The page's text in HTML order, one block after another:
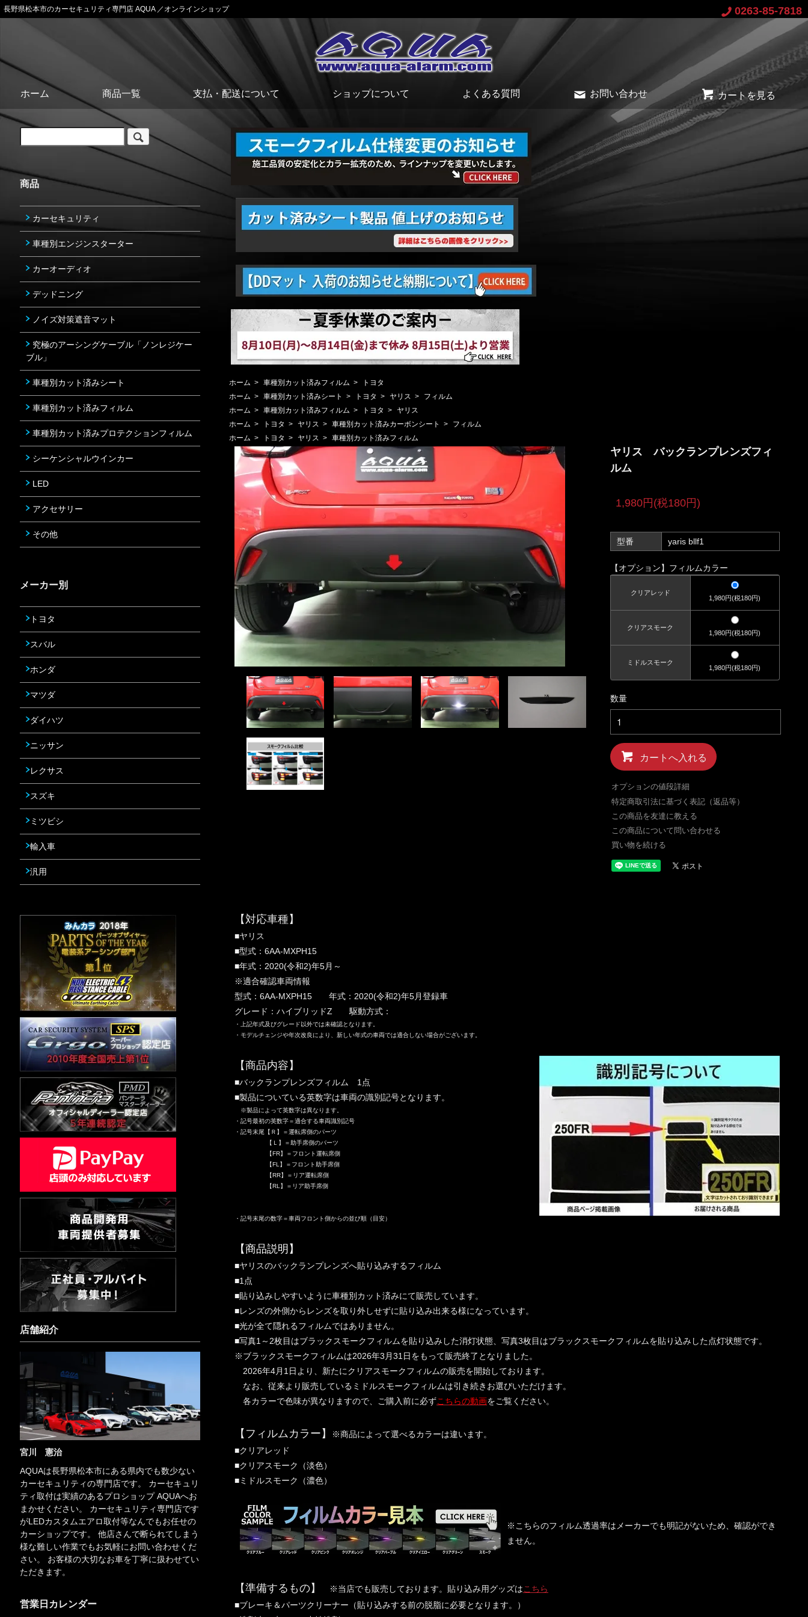
長野県松本市のカーセキュリティ専門店 AQUA ／オンラインショップ 0263-85-7818
ホーム 商品一覧 支払・配送について ショップについて よくある質問 お問い合わせ カートを見る
ホーム > 車種別カット済みフィルム >
トヨタ
ホーム > 車種別カット済みシート > トヨタ > ヤリス >
フィルム
ホーム > 車種別カット済みフィルム > トヨタ >
ヤリス
ホーム > トヨタ > ヤリス > 車種別カット済みカーボンシート >
フィルム
ホーム > トヨタ > ヤリス > 車種別カット済みフィルム
ヤリス バックランプレンズフィ
ルム
1,980円(税180円)
型番 yaris bllf1
【オプション】フィルムカラー
クリアレッド
1,980円(税180円)
クリアスモーク
1,980円(税180円)
ミドルスモーク
1,980円(税180円)
数量
カートへ入れる
オプションの値段詳細
特定商取引法に基づく表記（返品等）
この商品を友達に教える
この商品について問い合わせる
買い物を続ける
【対応車種】
■ヤリス
■型式：6AA-MXPH15
■年式：2020(令和2)年5月～
※適合確認車両情報
型式：6AA-MXPH15 年式：2020(令和2)年5月登録車
グレード：ハイブリッドZ 駆動方式：
・上記年式及びグレード以外では未確認となります。
・モデルチェンジや年次改良により、新しい年式の車両では適合しない場合がございます。
【商品内容】
■バックランプレンズフィルム 1点
■製品についている英数字は車両の識別記号となります。
※製品によって英数字は異なります。
・記号最初の英数字＝適合する車両識別記号
・記号末尾【Ｒ】＝運転席側のパーツ
【Ｌ】＝助手席側のパーツ
【FR】＝フロント運転席側
【FL】＝フロント助手席側
【RR】＝リア運転席側
【RL】＝リア助手席側
・記号末尾の数字＝車両フロント側からの並び順（目安）
【商品説明】
■ヤリスのバックランプレンズへ貼り込みするフィルム
■1点
■貼り込みしやすいように車種別カット済みにて販売しています。
■レンズの外側からレンズを取り外しせずに貼り込み出来る様になっています。
■光が全て隠れるフィルムではありません。
■写真1～2枚目はブラックスモークフィルムを貼り込みした消灯状態、写真3枚目はブラックスモークフィルムを貼り込みした点灯状態です。
※ブラックスモークフィルムは2026年3月31日をもって販売終了となりました。
2026年4月1日より、新たにクリアスモークフィルムの販売を開始しております。
なお、従来より販売しているミドルスモークフィルムは引き続きお選びいただけます。
各カラーで色味が異なりますので、ご購入前に必ずこちらの動画をご覧ください。
【フィルムカラー】
※商品によって選べるカラーは違います。
■クリアレッド
■クリアスモーク（淡色）
■ミドルスモーク（濃色）
※こちらのフィルム透過率はメーカーでも明記がないため、確認ができ
ません。
【準備するもの】 ※当店でも販売しております。貼り込み用グッズはこちら
■ブレーキ＆パーツクリーナー（貼り込みする前の脱脂に必要となります。）
商品
カーセキュリティ
車種別エンジンスターター
カーオーディオ
デッドニング
ノイズ対策遮音マット
究極のアーシングケーブル「ノンレジケー
ブル」
車種別カット済みシート
車種別カット済みフィルム
車種別カット済みプロテクションフィルム
シーケンシャルウインカー
LED
アクセサリー
その他
メーカー別
トヨタ
スバル
ホンダ
マツダ
ダイハツ
ニッサン
レクサス
スズキ
ミツビシ
輸入車
汎用
店舗紹介
宮川 憲治
AQUAは長野県松本市にある県内でも数少ない
カーセキュリティの専門店です。 カーセキュリ
ティ取付は実績のあるプロショップ AQUAへお
まかせください。 カーセキュリティ専門店です
がLEDカスタムエアロ取付等なんでもお任せの
カーショップです。 他店さんで断られてしまう
様な難しい作業でもお気軽にお問い合わせくだ
さい。 お客様の大切なお車を丁寧に扱わせてい
ただきます。
営業日カレンダー